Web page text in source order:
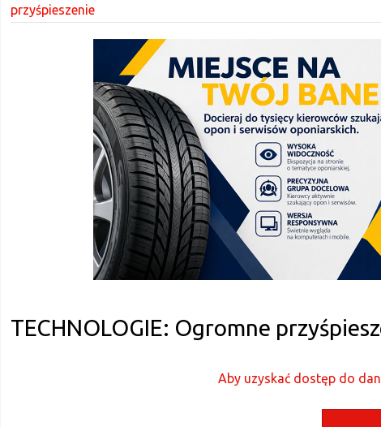
przyśpieszenie
TECHNOLOGIE: Ogromne
Aby uzyskać dostęp do